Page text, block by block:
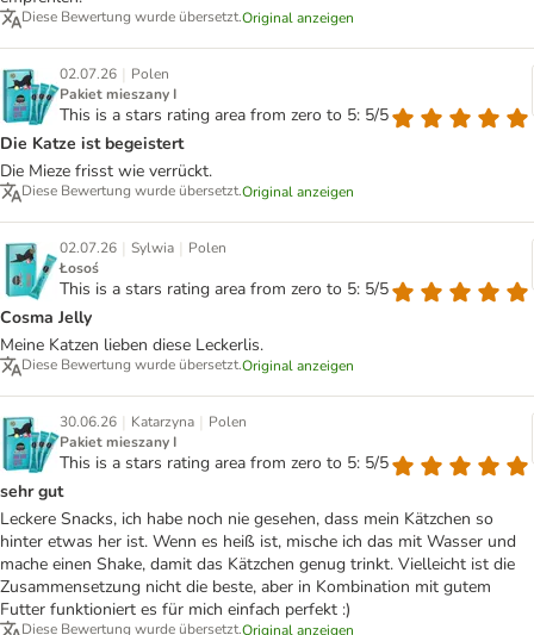
Diese Bewertung wurde übersetzt.Original anzeigen
02.07.26 | Polen
Pakiet mieszany I
This is a stars rating area from zero to 5: 5/5
Die Katze ist begeistert
Die Mieze frisst wie verrückt.
Diese Bewertung wurde übersetzt.Original anzeigen
02.07.26 | Sylwia | Polen
Łosoś
This is a stars rating area from zero to 5: 5/5
Cosma Jelly
Meine Katzen lieben diese Leckerlis.
Diese Bewertung wurde übersetzt.Original anzeigen
30.06.26 | Katarzyna | Polen
Pakiet mieszany I
This is a stars rating area from zero to 5: 5/5
sehr gut
Leckere Snacks, ich habe noch nie gesehen, dass mein Kätzchen so
hinter etwas her ist. Wenn es heiß ist, mische ich das mit Wasser und
mache einen Shake, damit das Kätzchen genug trinkt. Vielleicht ist die
Zusammensetzung nicht die beste, aber in Kombination mit gutem
Futter funktioniert es für mich einfach perfekt :)
Diese Bewertung wurde übersetzt.Original anzeigen